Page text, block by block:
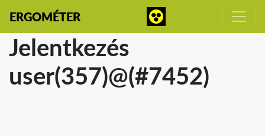
ERGOMÉTER
Jelentkezés
user(357)@(#7452)